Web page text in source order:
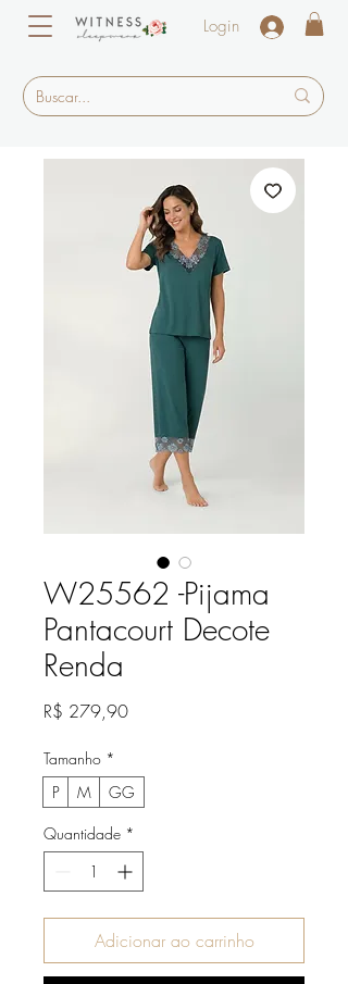
Login
W25562 -Pijama
Pantacourt Decote
Renda
R$ 279,90Preço
Tamanho *
P
M
GG
Quantidade *
Adicionar ao carrinho